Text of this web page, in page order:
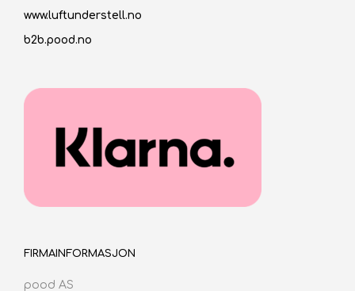
www.luftunderstell.no
b2b.pood.no
FIRMAINFORMASJON
pood AS